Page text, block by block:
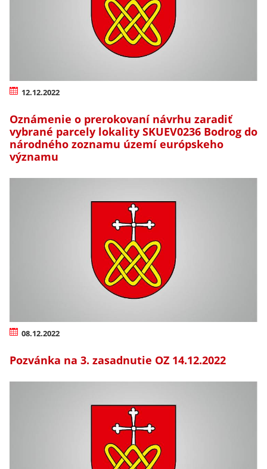
12.12.2022
Oznámenie o prerokovaní návrhu zaradiť
vybrané parcely lokality SKUEV0236 Bodrog do
národného zoznamu území európskeho
významu
08.12.2022
Pozvánka na 3. zasadnutie OZ 14.12.2022